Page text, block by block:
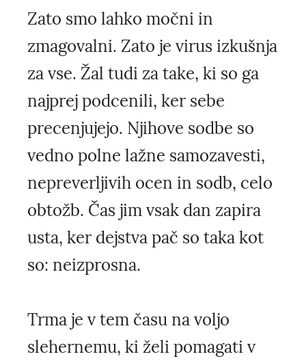
Zato smo lahko močni in
zmagovalni. Zato je virus izkušnja
za vse. Žal tudi za take, ki so ga
najprej podcenili, ker sebe
precenjujejo. Njihove sodbe so
vedno polne lažne samozavesti,
nepreverljivih ocen in sodb, celo
obtožb. Čas jim vsak dan zapira
usta, ker dejstva pač so taka kot
so: neizprosna.
Trma je v tem času na voljo
slehernemu, ki želi pomagati v